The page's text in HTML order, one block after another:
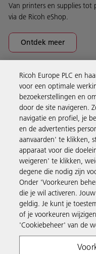
Van printers en supplies tot
via de Ricoh eShop.
Ontdek meer
Business
Producten en
Support en
Inspiratie
Volg Ricoh
Ricoh Europe PLC en
voor een optimale
bezoekerstellingen en
door de site navigeren.
navigatie en profiel, je
en de advertenties
aanvaarden' te klikken,
apparaat voor die
weigeren' te klikken,
degene die nodig zijn
Onder 'Voorkeuren
die je wil activeren.
geldig. Je kunt je
of je voorkeuren
'Cookiebeheer' van de